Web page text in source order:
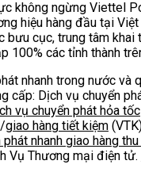
không ngừng Viettel
hiệu hàng đầu tại Việt
bưu cục, trung tâm khai
100% các tỉnh thành
nhanh trong nước và
cấp: Dịch vụ chuyển
vụ chuyển phát hỏa tốc
giao hàng tiết kiệm
nhanh giao hàng
Vụ Thương mại điện tử.